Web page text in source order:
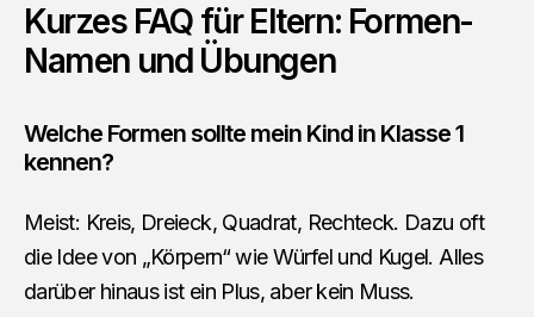
Kurzes FAQ für Eltern: Formen-
Namen und Übungen
Welche Formen sollte mein Kind in Klasse 1
kennen?
Meist: Kreis, Dreieck, Quadrat, Rechteck. Dazu oft
die Idee von „Körpern“ wie Würfel und Kugel. Alles
darüber hinaus ist ein Plus, aber kein Muss.